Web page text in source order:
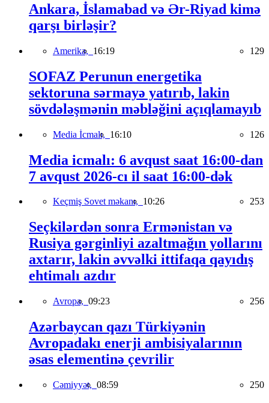
Ankara, İslamabad və Ər-Riyad kimə
qarşı birləşir?
Amerika, 16:19 129
SOFAZ Perunun energetika
sektoruna sərmayə yatırıb, lakin
sövdələşmənin məbləğini açıqlamayıb
Media İcmalı, 16:10 126
Media icmalı: 6 avqust saat 16:00-dan
7 avqust 2026-cı il saat 16:00-dək
Keçmiş Sovet məkanı, 10:26 253
Seçkilərdən sonra Ermənistan və
Rusiya gərginliyi azaltmağın yollarını
axtarır, lakin əvvəlki ittifaqa qayıdış
ehtimalı azdır
Avropa, 09:23 256
Azərbaycan qazı Türkiyənin
Avropadakı enerji ambisiyalarının
əsas elementinə çevrilir
Cəmiyyət, 08:59 250